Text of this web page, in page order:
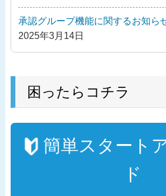
承認グループ機能に関するお知ら
2025年3月14日
困ったらコチラ
簡単スタート
ド